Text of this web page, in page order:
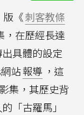
版《刺客教條
，在歷經長達
具體的設定
站報導 ，這
集，其歷史背
「古羅馬」